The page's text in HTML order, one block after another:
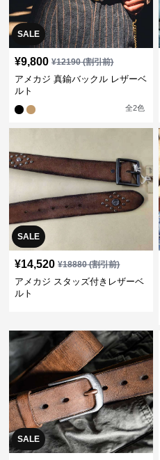
SALE
¥9,800 ¥12190(割引前)
アメカジ 真鍮バックル レザーベ
ルト
全2色
SALE
¥14,520 ¥18880(割引前)
アメカジ スタッズ付きレザーベ
ルト
SALE